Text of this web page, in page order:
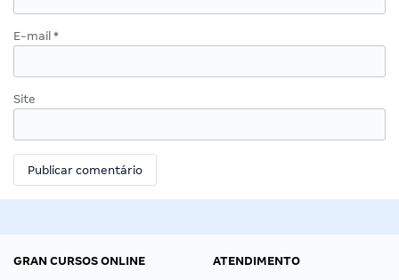
E-mail *
Site
GRAN CURSOS ONLINE
ATENDIMENTO